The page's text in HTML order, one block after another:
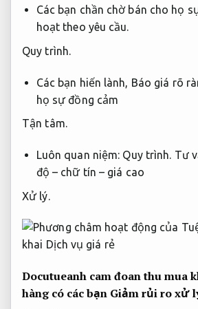
Các bạn chần chờ bán cho họ
hoạt theo yêu cầu.
Quy trình.
Các bạn hiến lành, Báo giá rõ
họ sự đồng cảm
Tận tâm.
Luôn quan niệm: Quy trình. Tư
độ – chữ tín – giá cao
Xử lý.
Docutueanh cam đoan thu mua
hàng có các bạn Giảm rủi ro xử